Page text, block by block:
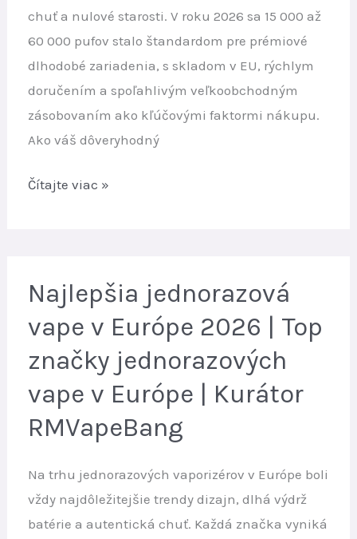
chuť a nulové starosti. V roku 2026 sa 15 000 až
60 000 pufov stalo štandardom pre prémiové
dlhodobé zariadenia, s skladom v EU, rýchlym
doručením a spoľahlivým veľkoobchodným
zásobovaním ako kľúčovými faktormi nákupu.
Ako váš dôveryhodný
Najlepšie
Vaporizéry
Európa
2026
|
Dlhodobo
Trvajúce
Vaporizérov
Čítajte viac »
Najlepšia jednorazová
vape v Európe 2026 | Top
značky jednorazových
vape v Európe | Kurátor
RMVapeBang
Na trhu jednorazových vaporizérov v Európe boli
vždy najdôležitejšie trendy dizajn, dlhá výdrž
batérie a autentická chuť. Každá značka vyniká